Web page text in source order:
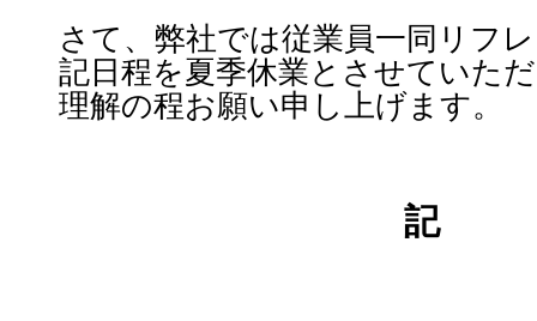
さて、弊社では従業員一同リフ
記日程を夏季休業とさせていた
理解の程お願い申し上げます。
記